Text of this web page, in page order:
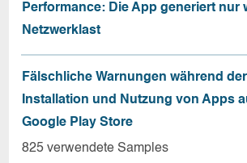
Performance: Die App generiert nur
Netzwerklast
Fälschliche Warnungen während der
Installation und Nutzung von Apps
Google Play Store
825 verwendete Samples